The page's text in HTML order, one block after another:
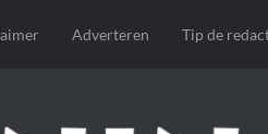
Adverteren Tip de